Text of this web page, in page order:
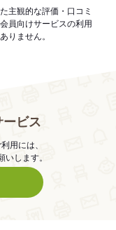
主観的な評価・口コミ
員向けサービスの利用
りません。
ビス
用には、
します。